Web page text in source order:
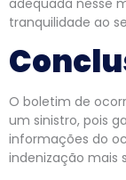
adequada nesse
tranquilidade ao
O boletim de
um sinistro, pois
informações do
indenização mais